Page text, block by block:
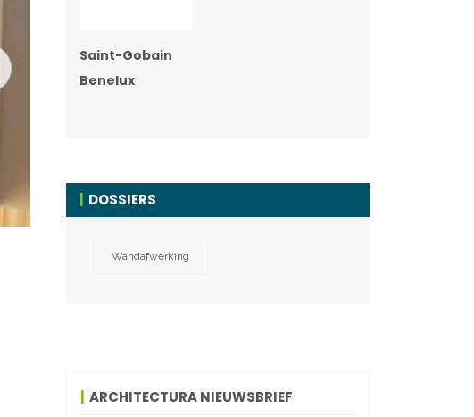
Saint-Gobain
Benelux
DOSSIERS
Wandafwerking
ARCHITECTURA NIEUWSBRIEF